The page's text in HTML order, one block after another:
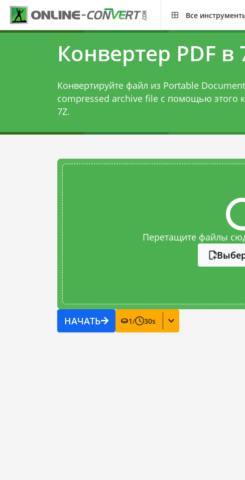
Все
Конвертер PDF в
Конвертируйте файл из Portable
compressed archive file с помощью этого
7Z.
Перетащите файлы
НАЧАТЬ 1/ 30s